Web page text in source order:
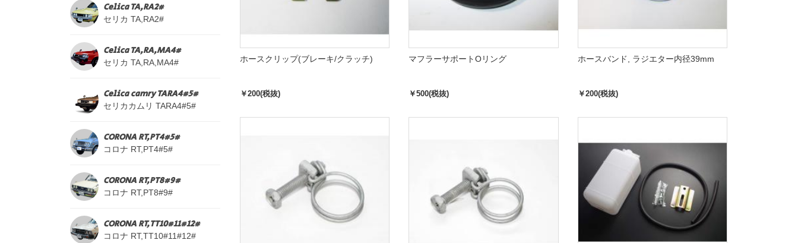
Celica TA,RA2#
セリカ TA,RA2#
Celica TA,RA,MA4#
セリカ TA,RA,MA4#
Celica camry TARA4#5#
セリカカムリ TARA4#5#
CORONA RT,PT4#5#
コロナ RT,PT4#5#
CORONA RT,PT8#9#
コロナ RT,PT8#9#
CORONA RT,TT10#11#12#
コロナ RT,TT10#11#12#
ホースクリップ(ブレーキ/クラッチ)
￥200(税抜)
マフラーサポートOリング
￥500(税抜)
ホースバンド, ラジエター内径39mm
￥200(税抜)